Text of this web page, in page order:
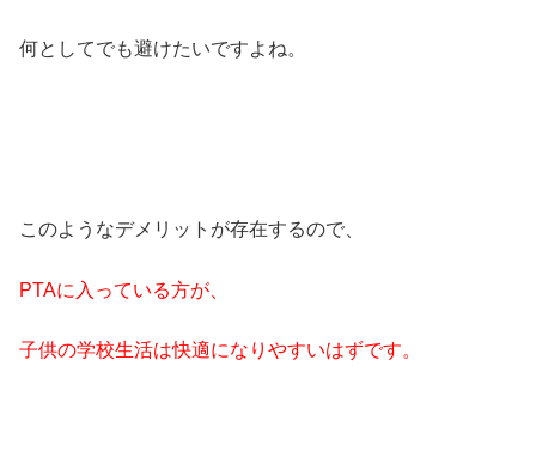
何としてでも避けたいですよね。
このようなデメリットが存在するので、
PTAに入っている方が、
子供の学校生活は快適になりやすいはずです。